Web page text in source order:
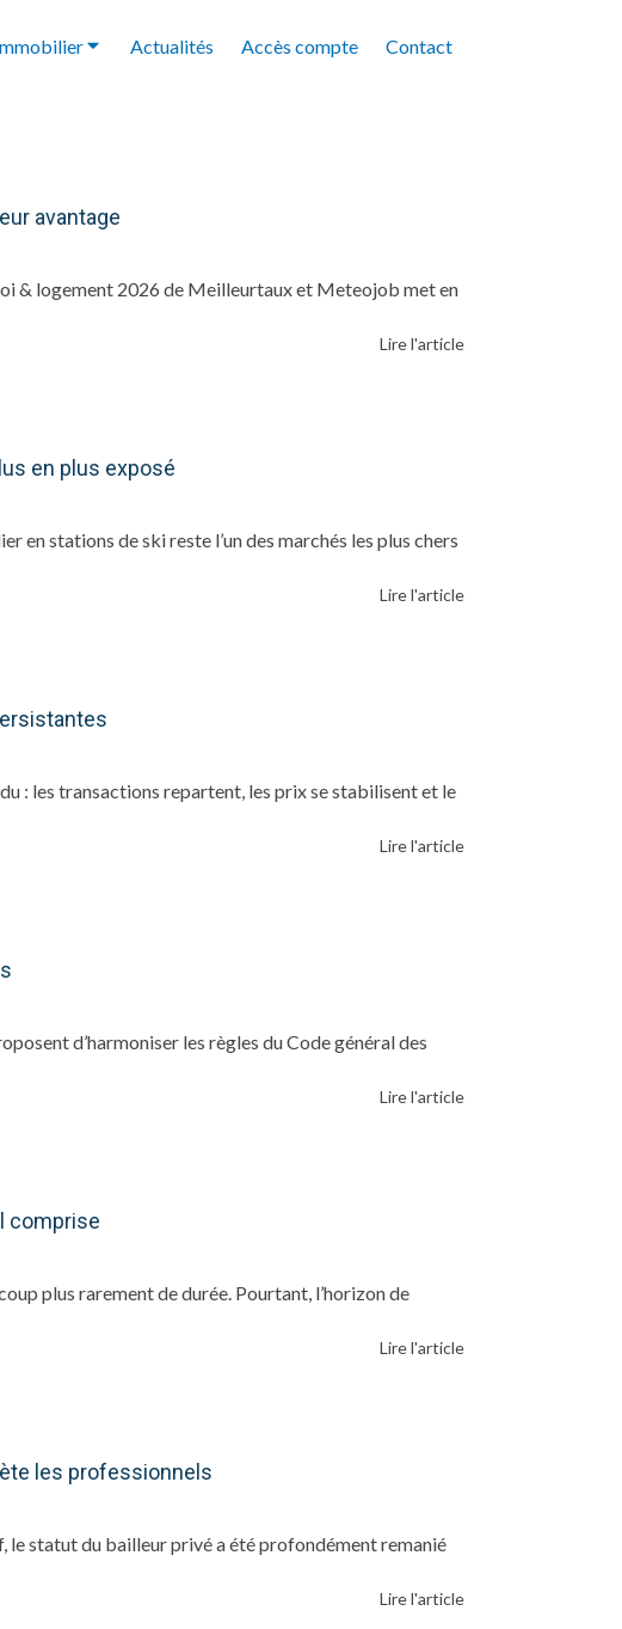
Actualités Accès compte Contact
avantage
& logement 2026 de Meilleurtaux et Meteojob met en
Lire l'article
en plus exposé
en stations de ski reste l’un des marchés les plus chers
Lire l'article
: les transactions repartent, les prix se stabilisent et le
Lire l'article
d’harmoniser les règles du Code général des
Lire l'article
comprise
plus rarement de durée. Pourtant, l’horizon de
Lire l'article
les professionnels
le statut du bailleur privé a été profondément remanié
Lire l'article